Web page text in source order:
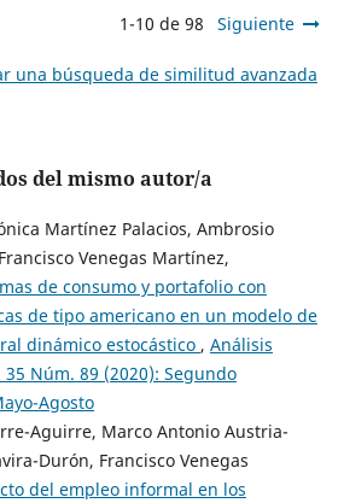
1-10 de 98 Siguiente
una búsqueda de similitud avanzada
del mismo autor/a
Martínez Palacios, Ambrosio
Venegas Martínez,
de consumo y portafolio con
de tipo americano en un modelo de
dinámico estocástico , Análisis
35 Núm. 89 (2020): Segundo
Agosto
Aguirre, Marco Antonio Austria-
Durón, Francisco Venegas
del empleo informal en los